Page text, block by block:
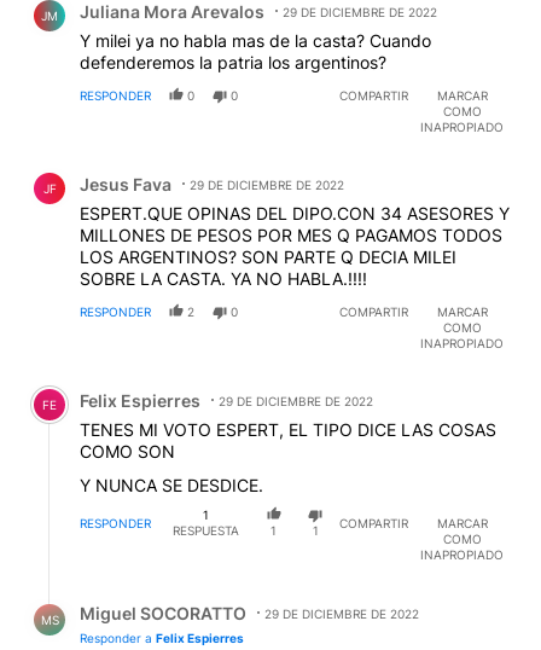
JM Juliana Mora Arevalos 29 DE DICIEMBRE DE 2022
Y milei ya no habla mas de la casta? Cuando
defenderemos la patria los argentinos?
RESPONDER 0 0 COMPARTIR
MARCAR
COMO
INAPROPIADO
JF Jesus Fava 29 DE DICIEMBRE DE 2022
ESPERT.QUE OPINAS DEL DIPO.CON 34 ASESORES Y
MILLONES DE PESOS POR MES Q PAGAMOS TODOS
LOS ARGENTINOS? SON PARTE Q DECIA MILEI
SOBRE LA CASTA. YA NO HABLA.!!!!
RESPONDER 2 0 COMPARTIR
MARCAR
COMO
INAPROPIADO
Comentario de Felix Espierres.
FE Felix Espierres 29 DE DICIEMBRE DE 2022
TENES MI VOTO ESPERT, EL TIPO DICE LAS COSAS
COMO SON
Y NUNCA SE DESDICE.
RESPONDER
1
RESPUESTA
1 1
COMPARTIR
MARCAR
COMO
INAPROPIADO
MS Miguel SOCORATTO
29 DE DICIEMBRE DE 2022
Responder a Felix Espierres